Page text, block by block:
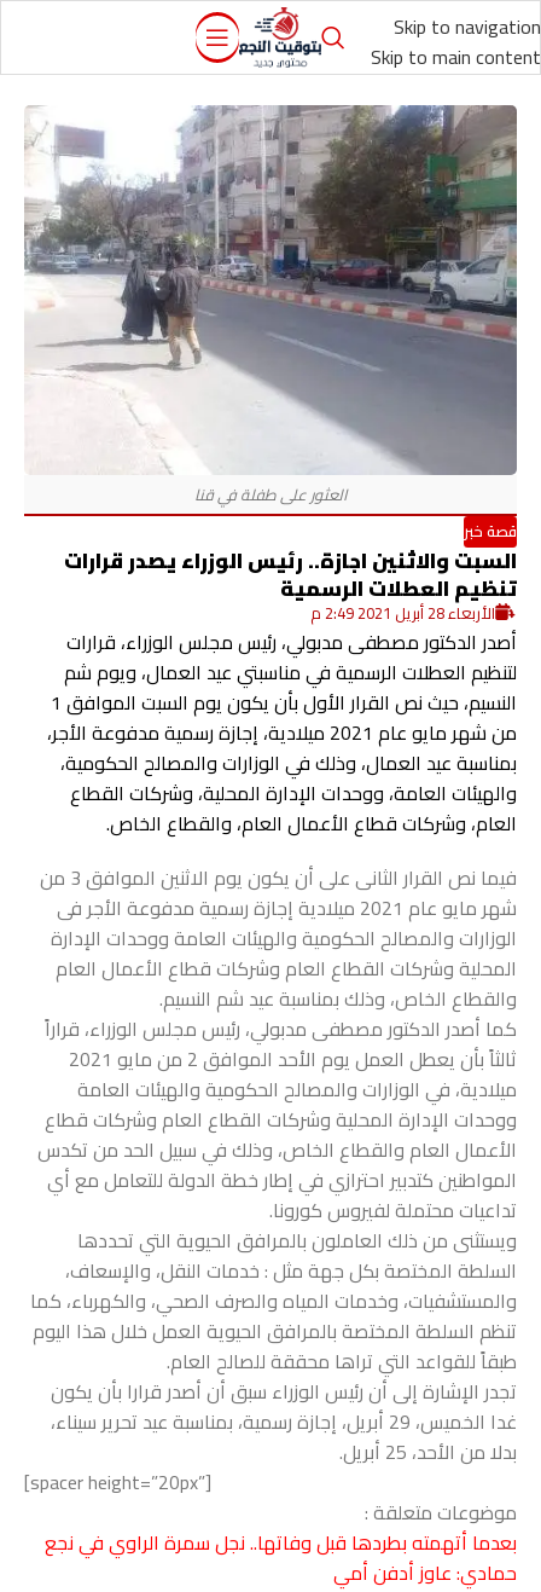
Skip to navigation
Skip to main content
قصة خبر
السبت والاثنين اجازة.. رئيس الوزراء يصدر قرارات
تنظيم العطلات الرسمية
الأربعاء 28 أبريل 2021 2:49 م
أصدر الدكتور مصطفى مدبولي، رئيس مجلس الوزراء، قرارات
لتنظيم العطلات الرسمية في مناسبتي عيد العمال، ويوم شم
النسيم، حيث نص القرار الأول بأن يكون يوم السبت الموافق 1
من شهر مايو عام 2021 ميلادية، إجازة رسمية مدفوعة الأجر،
بمناسبة عيد العمال، وذلك في الوزارات والمصالح الحكومية،
والهيئات العامة، ووحدات الإدارة المحلية، وشركات القطاع
العام، وشركات قطاع الأعمال العام، والقطاع الخاص.
فيما نص القرار الثانى على أن يكون يوم الاثنين الموافق 3 من
شهر مايو عام 2021 ميلادية إجازة رسمية مدفوعة الأجر فى
الوزارات والمصالح الحكومية والهيئات العامة ووحدات الإدارة
المحلية وشركات القطاع العام وشركات قطاع الأعمال العام
والقطاع الخاص، وذلك بمناسبة عيد شم النسيم.
كما أصدر الدكتور مصطفى مدبولي، رئيس مجلس الوزراء، قراراً
ثالثاً بأن يعطل العمل يوم الأحد الموافق 2 من مايو 2021
ميلادية، في الوزارات والمصالح الحكومية والهيئات العامة
ووحدات الإدارة المحلية وشركات القطاع العام وشركات قطاع
الأعمال العام والقطاع الخاص، وذلك في سبيل الحد من تكدس
المواطنين كتدبير احترازي في إطار خطة الدولة للتعامل مع أي
تداعيات محتملة لفيروس كورونا.
ويستثنى من ذلك العاملون بالمرافق الحيوية التي تحددها
السلطة المختصة بكل جهة مثل : خدمات النقل، والإسعاف،
والمستشفيات، وخدمات المياه والصرف الصحي، والكهرباء، كما
تنظم السلطة المختصة بالمرافق الحيوية العمل خلال هذا اليوم
طبقاً للقواعد التي تراها محققة للصالح العام.
تجدر الإشارة إلى أن رئيس الوزراء سبق أن أصدر قرارا بأن يكون
غدا الخميس، 29 أبريل، إجازة رسمية، بمناسبة عيد تحرير سيناء،
بدلا من الأحد، 25 أبريل.
[spacer height=”20px”]
موضوعات متعلقة :
بعدما أتهمته بطردها قبل وفاتها.. نجل سمرة الراوي في نجع
حمادي: عاوز أدفن أمي